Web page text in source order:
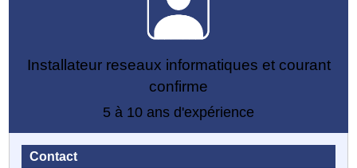
Installateur reseaux informatiques et courant
confirme
5 à 10 ans d'expérience
Contact